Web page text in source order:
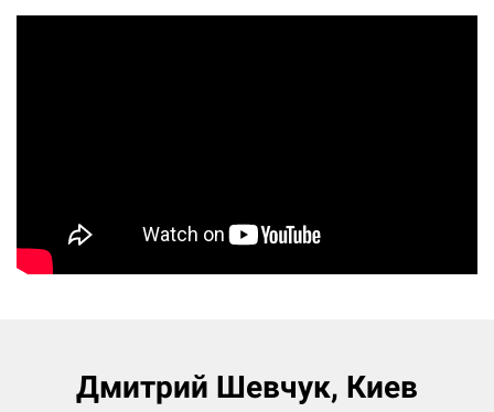
Дмитрий Шевчук, Киев